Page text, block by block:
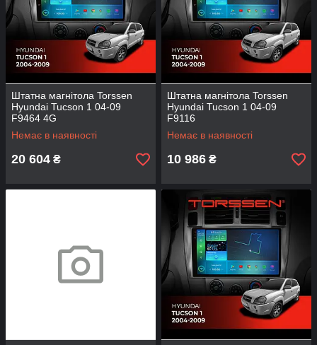
Штатна магнітола Torssen
Hyundai Tucson 1 04-09
F9464 4G
Немає в наявності
20 604 ₴
Штатна магнітола Torssen
Hyundai Tucson 1 04-09
F9116
Немає в наявності
10 986 ₴